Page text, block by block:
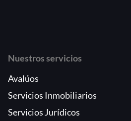
Nuestros servicios
Avalúos
Servicios Inmobiliarios
Servicios Jurídicos